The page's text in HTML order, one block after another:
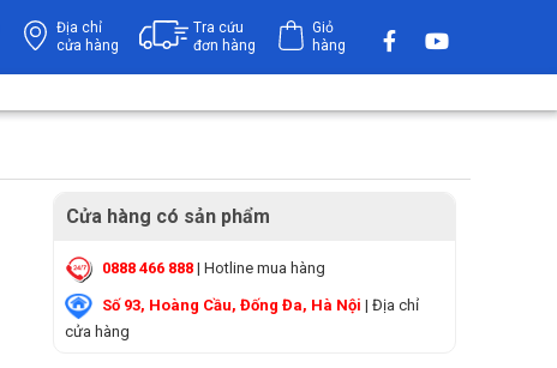
Địa chỉ
cửa hàng
Tra cứu
đơn hàng
Giỏ
hàng
Cửa hàng có sản phẩm
0888 466 888 | Hotline mua hàng
Số 93, Hoàng Cầu, Đống Đa, Hà Nội | Địa chỉ
cửa hàng